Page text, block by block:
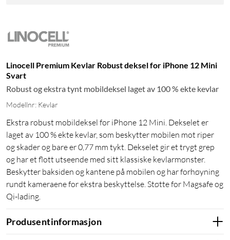
Linocell Premium Kevlar Robust deksel for iPhone 12 Mini
Svart
Robust og ekstra tynt mobildeksel laget av 100 % ekte kevlar
Modellnr: Kevlar
Ekstra robust mobildeksel for iPhone 12 Mini. Dekselet er
laget av 100 % ekte kevlar, som beskytter mobilen mot riper
og skader og bare er 0,77 mm tykt. Dekselet gir et trygt grep
og har et flott utseende med sitt klassiske kevlarmønster.
Beskytter baksiden og kantene på mobilen og har forhøyning
rundt kameraene for ekstra beskyttelse. Støtte for Magsafe og
Qi-lading.
Produsentinformasjon